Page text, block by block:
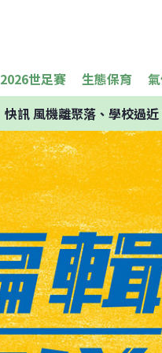
2026世足賽 生態保育
快訊風機離聚落、學校過